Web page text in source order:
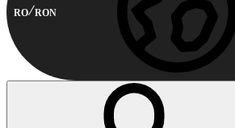
RO RON